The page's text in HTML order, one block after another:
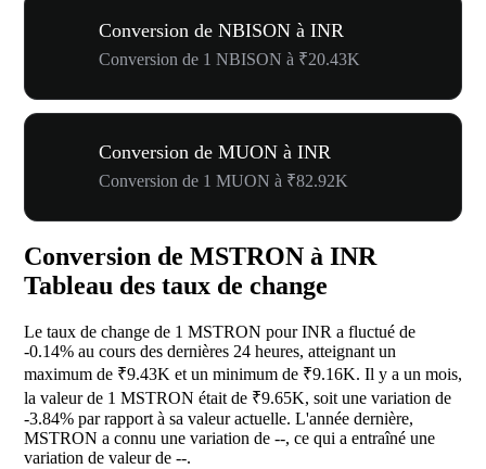
Conversion de NBISON à INR
Conversion de 1 NBISON à ₹20.43K
Conversion de MUON à INR
Conversion de 1 MUON à ₹82.92K
Conversion de MSTRON à INR
Tableau des taux de change
Le taux de change de 1 MSTRON pour INR a fluctué de
-0.14% au cours des dernières 24 heures, atteignant un
maximum de ₹9.43K et un minimum de ₹9.16K. Il y a un mois,
la valeur de 1 MSTRON était de ₹9.65K, soit une variation de
-3.84% par rapport à sa valeur actuelle. L'année dernière,
MSTRON a connu une variation de --, ce qui a entraîné une
variation de valeur de --.